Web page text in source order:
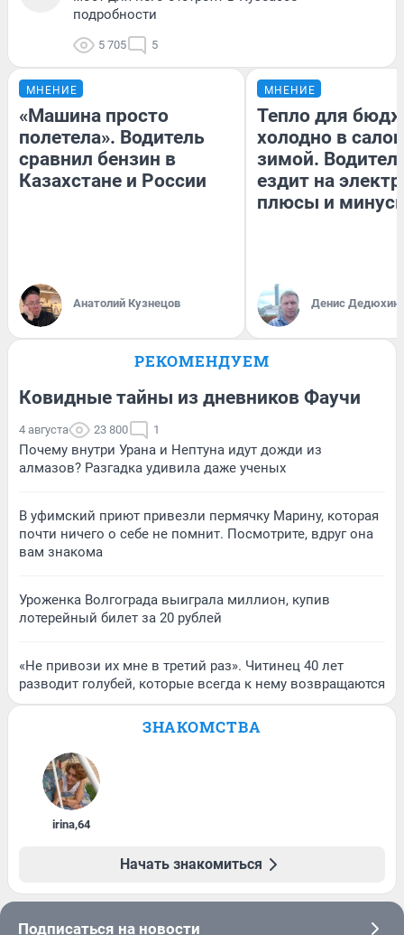
подробности
5 705 5
МНЕНИЕ
«Машина просто
полетела». Водитель
сравнил бензин в
Казахстане и России
Анатолий Кузнецов
МНЕНИЕ
Тепло для
холодно в
зимой.
ездит на
плюсы и
Денис Дедюхин
РЕКОМЕНДУЕМ
Ковидные тайны из дневников Фаучи
4 августа 23 800 1
Почему внутри Урана и Нептуна идут дожди из
алмазов? Разгадка удивила даже ученых
В уфимский приют привезли пермячку Марину, которая
почти ничего о себе не помнит. Посмотрите, вдруг она
вам знакома
Уроженка Волгограда выиграла миллион, купив
лотерейный билет за 20 рублей
«Не привози их мне в третий раз». Читинец 40 лет
разводит голубей, которые всегда к нему возвращаются
ЗНАКОМСТВА
irina,64
Начать знакомиться
Подписаться на новости